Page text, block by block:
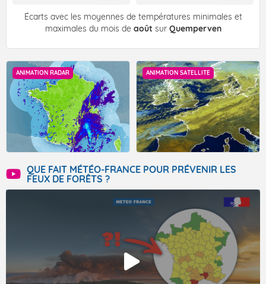
Écarts avec les moyennes de températures minimales et
maximales du mois de août sur Quemperven
ANIMATION RADAR ANIMATION SATELLITE
QUE FAIT MÉTÉO-FRANCE POUR PRÉVENIR LES
FEUX DE FORÊTS ?